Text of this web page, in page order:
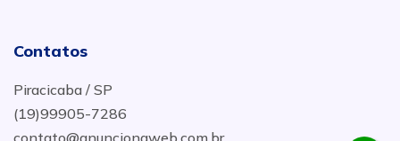
Contatos
Piracicaba / SP
(19)99905-7286